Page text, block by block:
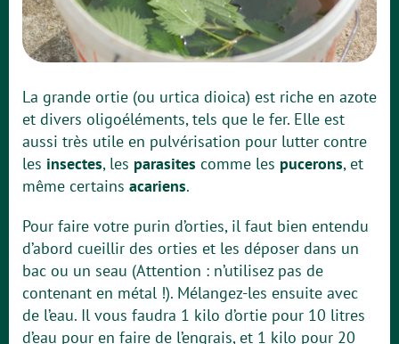
La grande ortie (ou urtica dioica) est riche en azote
et divers oligoéléments, tels que le fer. Elle est
aussi très utile en pulvérisation pour lutter contre
les insectes, les parasites comme les pucerons, et
même certains acariens.
Pour faire votre purin d’orties, il faut bien entendu
d’abord cueillir des orties et les déposer dans un
bac ou un seau (Attention : n’utilisez pas de
contenant en métal !). Mélangez-les ensuite avec
de l’eau. Il vous faudra 1 kilo d’ortie pour 10 litres
d’eau pour en faire de l’engrais, et 1 kilo pour 20